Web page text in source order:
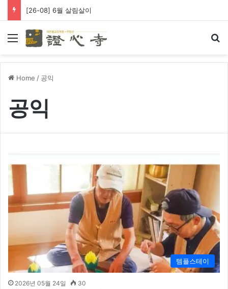
[26-08] 6월 살림살이
Menu
Home / 공익
공익
템플스테이
2026년 05월 24일 30